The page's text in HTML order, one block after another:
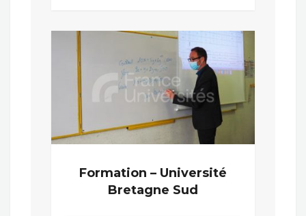
Formation – Université
Bretagne Sud